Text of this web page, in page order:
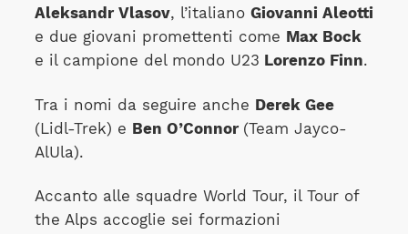
Aleksandr Vlasov, l’italiano Giovanni Aleotti
e due giovani promettenti come Max Bock
e il campione del mondo U23 Lorenzo Finn.
Tra i nomi da seguire anche Derek Gee
(Lidl-Trek) e Ben O’Connor (Team Jayco-
AlUla).
Accanto alle squadre World Tour, il Tour of
the Alps accoglie sei formazioni